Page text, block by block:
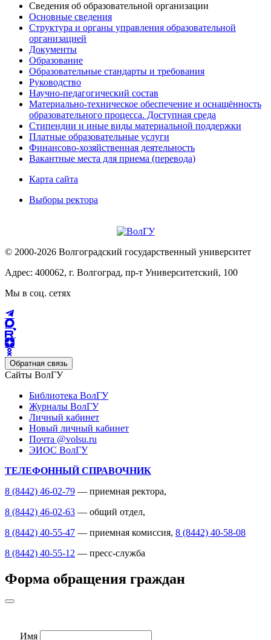
Сведения об образовательной организации
Основные сведения
Структура и органы управления образовательной
организацией
Документы
Образование
Образовательные стандарты и требования
Руководство
Научно-педагогический состав
Материально-техническое обеспечение и оснащённость
образовательного процесса. Доступная среда
Стипендии и иные виды материальной поддержки
Платные образовательные услуги
Финансово-хозяйственная деятельность
Вакантные места для приема (перевода)
Карта сайта
Выборы ректора
© 2000-2026 Волгоградский государственный университет
Адрес: 400062, г. Волгоград, пр-т Университетский, 100
Мы в соц. сетях
Обратная связь
Сайты ВолГУ
Библиотека ВолГУ
Журналы ВолГУ
Личный кабинет
Новый личный кабинет
Почта @volsu.ru
ЭИОС ВолГУ
ТЕЛЕФОННЫЙ СПРАВОЧНИК
8 (8442) 46-02-79 — приемная ректора,
8 (8442) 46-02-63 — общий отдел,
8 (8442) 40-55-47 — приемная комиссия, 8 (8442) 40-58-08
8 (8442) 40-55-12 — пресс-служба
Форма обращения граждан
Имя